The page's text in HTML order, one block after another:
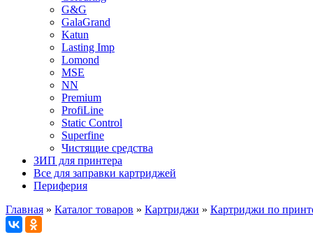
G&G
GalaGrand
Katun
Lasting Imp
Lomond
MSE
NN
Premium
ProfiLine
Static Control
Superfine
Чистящие средства
ЗИП для принтера
Все для заправки картриджей
Периферия
Главная » Каталог товаров » Картриджи » Картриджи по